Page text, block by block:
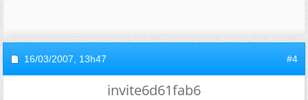
16/03/2007, 13h47 #4
invite6d61fab6